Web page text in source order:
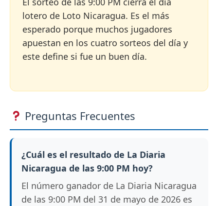
lotero de Loto Nicaragua. Es el más
esperado porque muchos jugadores
apuestan en los cuatro sorteos del día y
este define si fue un buen día.
Preguntas Frecuentes
¿Cuál es el resultado de La Diaria
Nicaragua de las 9:00 PM hoy?
El número ganador de La Diaria Nicaragua
de las 9:00 PM del 31 de mayo de 2026 es